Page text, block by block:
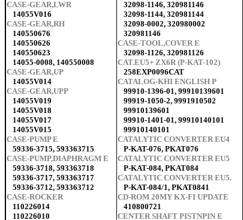
CASE-GEAR,LWR
14055V016
CASE-GEAR,RH
140550676
140550626
140550623
14055-0008, 140550008
CASE-GEAR,UP
14055V014
CASE-GEAR,UPP
14055V019
14055V018
14055V017
14055V015
CASE-PUMP E
59336-3715, 593363715
CASE-PUMP,DIAPHRAGM E
59336-3718, 593363718
59336-3717, 593363717
59336-3712, 593363712
CASE-ROCKER
110226014
110226010
32098-1146, 320981146
32098-1144, 320981144
32098-0002, 320980002
320981146
CASE-TOOL,COVER E
32098-1126, 320981126
CAT.EU5+ ZX6R (P-KAT-102)
258EXP0096CAT
CATALOG-KHI ENGLISH P
99910-1396-01, 99910139601
99919-1050-2, 9991910502
99910139601
99910-1401-01, 99910140101
99910140101
CATALYTIC CONVERTER EU4
P-KAT-076, PKAT076
CATALYTIC CONVERTER EU5
P-KAT-084, PKAT084
CATALYTIC CONVERTER EU5.
P-KAT-084/1, PKAT0841
CD-ROM 20MY KX-FI UPDATE
410800721
CENTER SHAFT PISTNPIN E